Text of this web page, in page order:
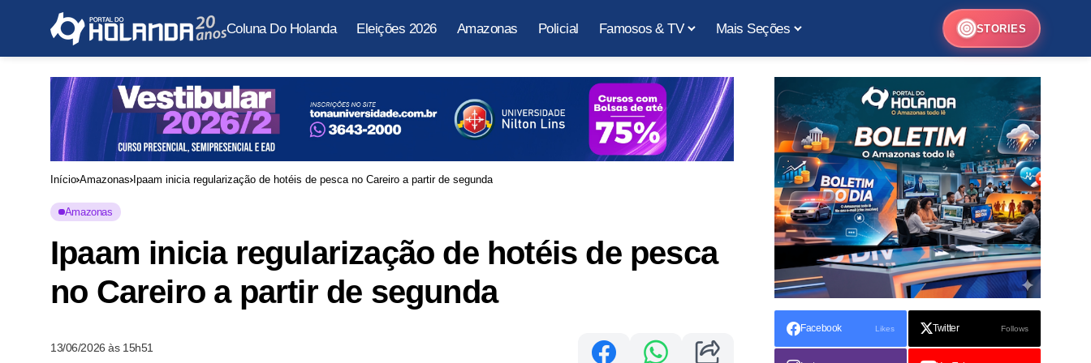
Coluna Do Holanda Eleições 2026 Amazonas Policial Famosos & TV Mais Seções STORIES
Início Amazonas Ipaam inicia regularização de hotéis de pesca no Careiro a partir de segunda
Amazonas
Ipaam inicia regularização de hotéis de pesca
no Careiro a partir de segunda
13/06/2026 às 15h51
Facebook Likes Twitter Follows